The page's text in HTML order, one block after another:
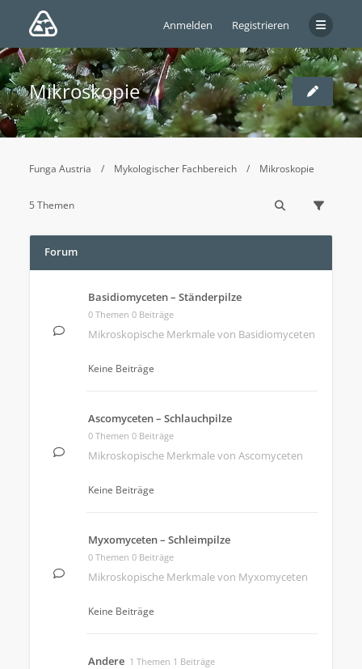
Anmelden Registrieren
Mikroskopie
Funga Austria Mykologischer Fachbereich Mikroskopie
5 Themen
Forum
Basidiomyceten – Ständerpilze
0 Themen 0 Beiträge
Mikroskopische Merkmale von Basidiomyceten
Keine Beiträge
Ascomyceten – Schlauchpilze
0 Themen 0 Beiträge
Mikroskopische Merkmale von Ascomyceten
Keine Beiträge
Myxomyceten – Schleimpilze
0 Themen 0 Beiträge
Mikroskopische Merkmale von Myxomyceten
Keine Beiträge
Andere 1 Themen 1 Beiträge